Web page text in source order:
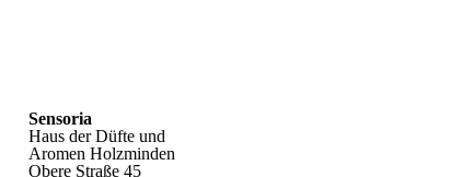
Sensoria
Haus der Düfte und
Aromen Holzminden
Obere Straße 45